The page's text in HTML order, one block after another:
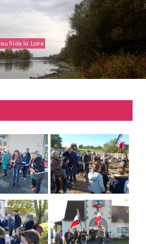
au fil de la Loire